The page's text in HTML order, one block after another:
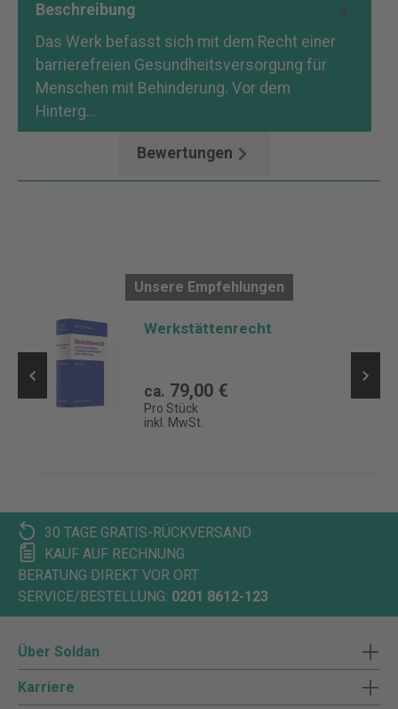
Beschreibung
Das Werk befasst sich mit dem Recht einer
barrierefreien Gesundheitsversorgung für
Menschen mit Behinderung. Vor dem
Hinterg…
Bewertungen
Unsere Empfehlungen
Werkstättenrecht
ca. 79,00 €
Pro Stück
inkl. MwSt.
30 TAGE GRATIS-RÜCKVERSAND
KAUF AUF RECHNUNG
BERATUNG DIREKT VOR ORT
SERVICE/BESTELLUNG: 0201 8612-123
Über Soldan
Karriere